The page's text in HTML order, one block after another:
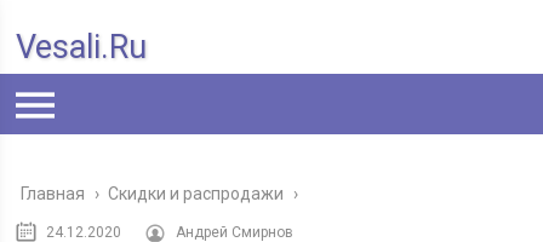
Vesali.ru
Главная › Скидки и распродажи ›
24.12.2020
Андрей Смирнов